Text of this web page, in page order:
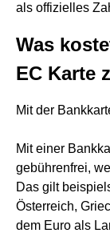
als offizielles
Was
EC Karte
Mit der
Mit einer
gebührenfrei,
Das gilt
Österreich,
dem Euro als